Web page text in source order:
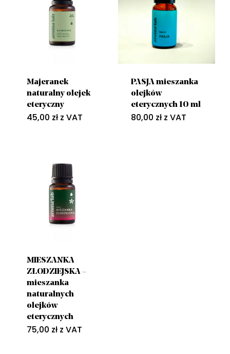
Majeranek
naturalny olejek
eteryczny
45,00 zł z VAT
PASJA mieszanka
olejków
eterycznych 10 ml
80,00 zł z VAT
MIESZANKA
ZŁODZIEJSKA –
mieszanka
naturalnych
olejków
eterycznych
75,00 zł z VAT